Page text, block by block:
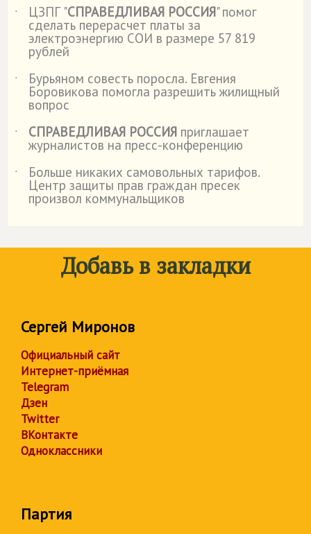
˙
ЦЗПГ "СПРАВЕДЛИВАЯ РОССИЯ" помог
сделать перерасчет платы за
электроэнергию СОИ в размере 57 819
рублей
˙
Бурьяном совесть поросла. Евгения
Боровикова помогла разрешить жилищный
вопрос
˙
СПРАВЕДЛИВАЯ РОССИЯ приглашает
журналистов на пресс-конференцию
˙
Больше никаких самовольных тарифов.
Центр защиты прав граждан пресек
произвол коммунальщиков
Добавь в закладки
Сергей Миронов
Официальный сайт
Интернет-приёмная
Telegram
Дзен
Twitter
ВКонтакте
Одноклассники
Партия